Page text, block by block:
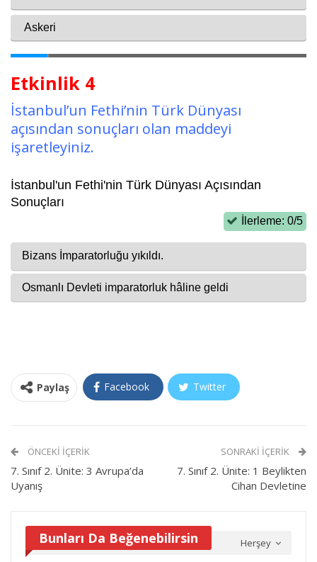
Etkinlik 4
İstanbul’un Fethi’nin Türk Dünyası
açısından sonuçları olan maddeyi
işaretleyiniz.
Paylaş Facebook Twitter
ÖNCEKI İÇERIK
7. Sınıf 2. Ünite: 3 Avrupa’da
Uyanış
SONRAKI İÇERIK
7. Sınıf 2. Ünite: 1 Beylikten
Cihan Devletine
Herşey
Bunları Da Beğenebilirsin